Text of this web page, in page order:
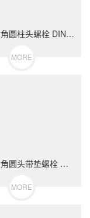
霍州内六角圆柱头螺栓 DIN912 不锈钢（304/316）碳钢 合金钢
MORE
霍州内六角圆头带垫螺栓 不锈钢（304/316）碳钢 合金钢
MORE